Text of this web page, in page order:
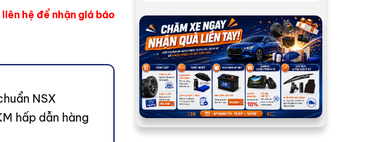
hệ để nhận giá báo
NSX
hấp dẫn hàng